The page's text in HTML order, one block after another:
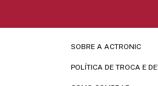
SOBRE A ACTRONIC
POLÍTICA DE TROCA E